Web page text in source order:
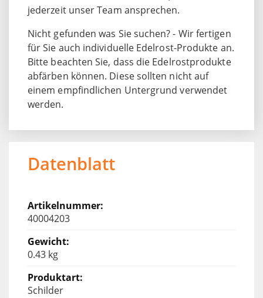
jederzeit unser Team ansprechen.
Nicht gefunden was Sie suchen? - Wir fertigen
für Sie auch individuelle Edelrost-Produkte an.
Bitte beachten Sie, dass die Edelrostprodukte
abfärben können. Diese sollten nicht auf
einem empfindlichen Untergrund verwendet
werden.
Datenblatt
40004203
0.43 kg
Schilder